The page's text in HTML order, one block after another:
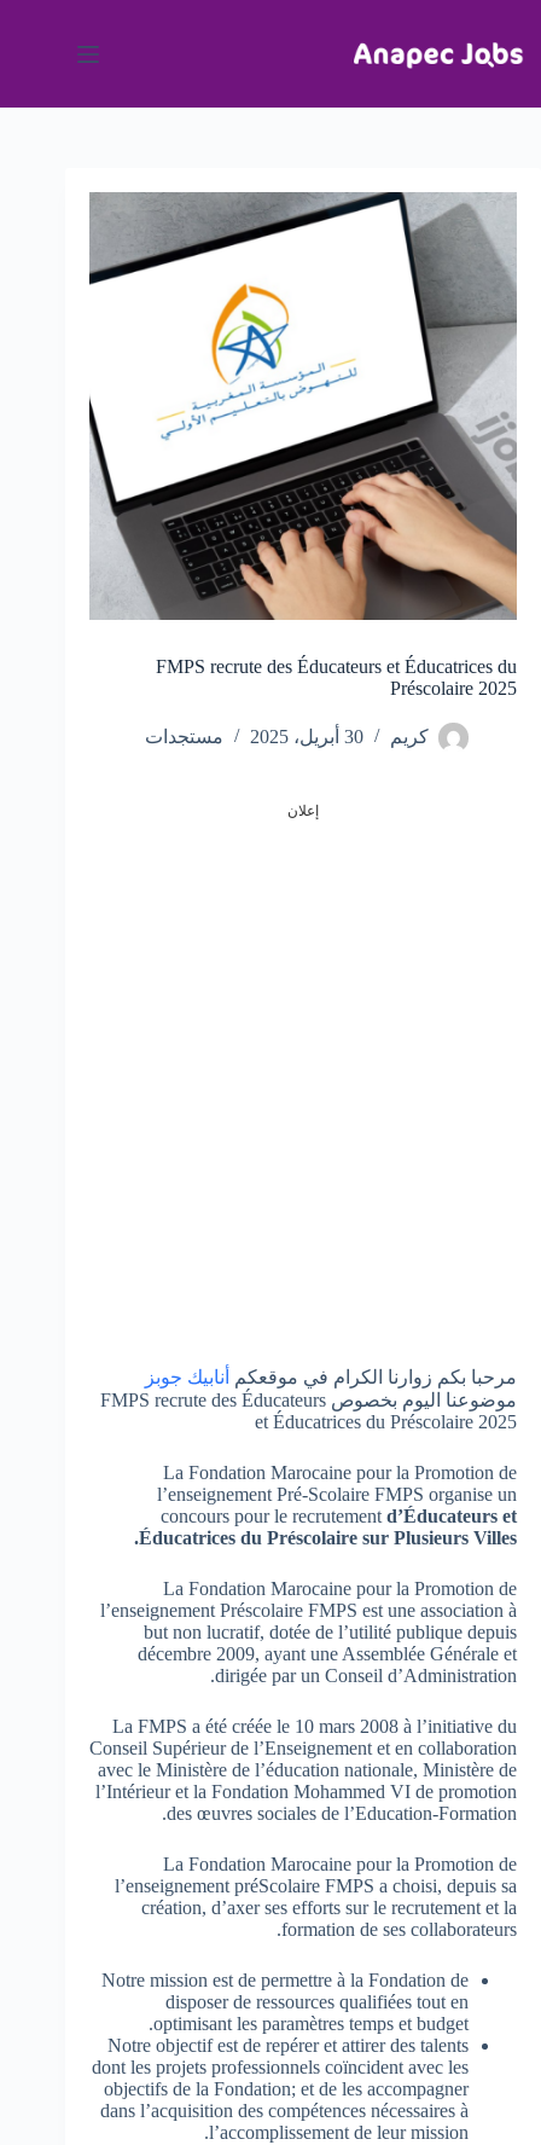
المحتوى
FMPS recrute des Éducateurs et Éducatrices du
Préscolaire 2025
كريم 30 أبريل، 2025 مستجدات
إعلان
مرحبا بكم زوارنا الكرام في موقعكم
أنابيك جوبز
موضوعنا اليوم بخصوص FMPS recrute des Éducateurs
et Éducatrices du Préscolaire 2025
La Fondation Marocaine pour la Promotion de
l’enseignement Pré-Scolaire FMPS organise un
concours pour le recrutement d’Éducateurs et
Éducatrices du Préscolaire sur Plusieurs Villes.
La Fondation Marocaine pour la Promotion de
l’enseignement Préscolaire FMPS est une association à
but non lucratif, dotée de l’utilité publique depuis
décembre 2009, ayant une Assemblée Générale et
dirigée par un Conseil d’Administration.
La FMPS a été créée le 10 mars 2008 à l’initiative du
Conseil Supérieur de l’Enseignement et en collaboration
avec le Ministère de l’éducation nationale, Ministère de
l’Intérieur et la Fondation Mohammed VI de promotion
des œuvres sociales de l’Education-Formation.
La Fondation Marocaine pour la Promotion de
l’enseignement préScolaire FMPS a choisi, depuis sa
création, d’axer ses efforts sur le recrutement et la
formation de ses collaborateurs.
Notre mission est de permettre à la Fondation de
disposer de ressources qualifiées tout en
optimisant les paramètres temps et budget.
Notre objectif est de repérer et attirer des talents
dont les projets professionnels coïncident avec les
objectifs de la Fondation; et de les accompagner
dans l’acquisition des compétences nécessaires à
l’accomplissement de leur mission.